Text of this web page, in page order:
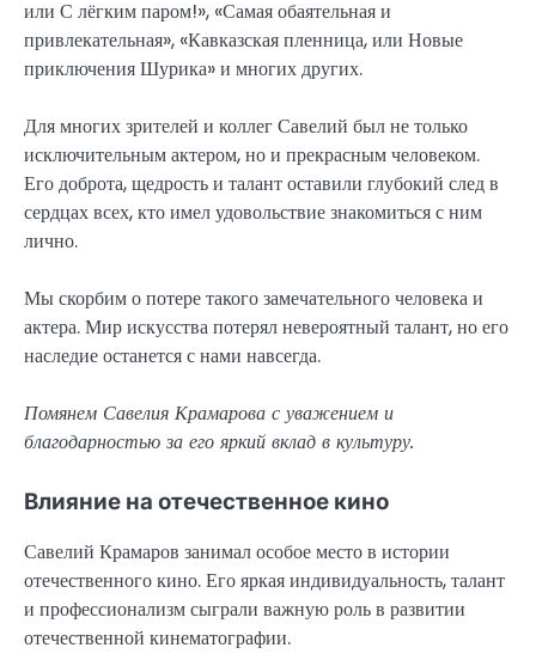
или С лёгким паром!», «Самая обаятельная и
привлекательная», «Кавказская пленница, или Новые
приключения Шурика» и многих других.
Для многих зрителей и коллег Савелий был не только
исключительным актером, но и прекрасным человеком.
Его доброта, щедрость и талант оставили глубокий след в
сердцах всех, кто имел удовольствие знакомиться с ним
лично.
Мы скорбим о потере такого замечательного человека и
актера. Мир искусства потерял невероятный талант, но его
наследие останется с нами навсегда.
Помянем Савелия Крамарова с уважением и
благодарностью за его яркий вклад в культуру.
Влияние на отечественное кино
Савелий Крамаров занимал особое место в истории
отечественного кино. Его яркая индивидуальность, талант
и профессионализм сыграли важную роль в развитии
отечественной кинематографии.